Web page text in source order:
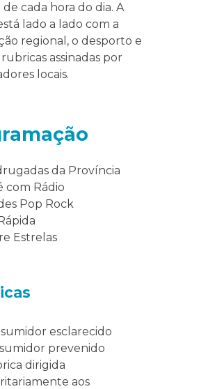
cada hora do dia. A
lado a lado com a
regional, o desporto e
assinadas por
locais.
da Província
com Rádio
Pop Rock
Estrelas
esclarecido
prevenido
dirigida
aos